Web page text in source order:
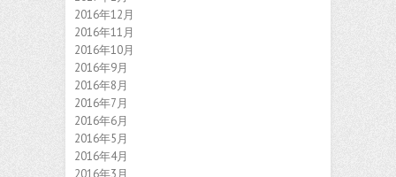
2016年12月
2016年11月
2016年10月
2016年9月
2016年8月
2016年7月
2016年6月
2016年5月
2016年4月
2016年3月